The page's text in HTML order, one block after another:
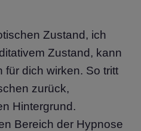
Zustand, ich
Zustand, kann
für dich wirken. So tritt
zurück,
Hintergrund.
Bereich der Hypnose